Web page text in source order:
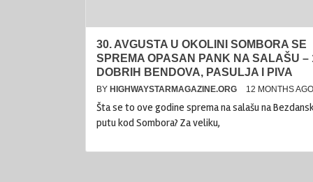
30. AVGUSTA U OKOLINI SOMBORA SE
SPREMA OPASAN PANK NA SALAŠU –
DOBRIH BENDOVA, PASULJA I PIVA
BY HIGHWAYSTARMAGAZINE.ORG 12 MONTHS AGO
Šta se to ove godine sprema na salašu na
putu kod Sombora? Za veliku,